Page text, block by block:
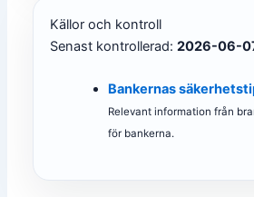
Källor och kontroll
Senast kontrollerad:2026-06-
Bankernas
Relevant information från
för bankerna.